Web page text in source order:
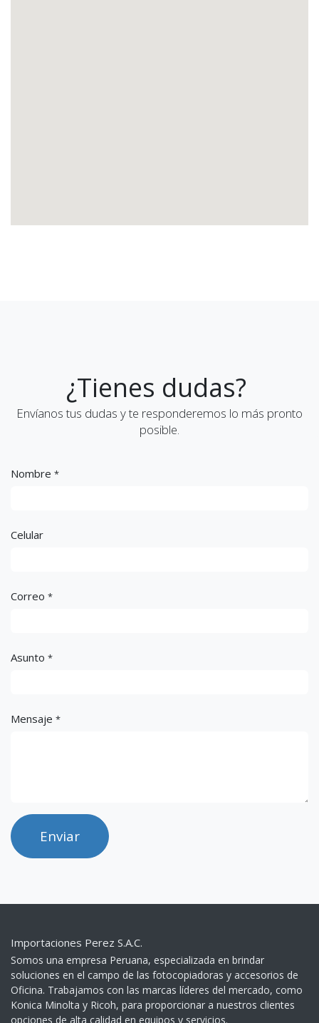
¿Tienes dudas?
Envíanos tus dudas y te responderemos lo más pronto
posible.
Nombre *
Celular
Correo *
Asunto *
Mensaje *
Enviar
Importaciones Perez S.A.C.
Somos una empresa Peruana, especializada en brindar
soluciones en el campo de las fotocopiadoras y accesorios de
Oficina. Trabajamos con las marcas líderes del mercado, como
Konica Minolta y Ricoh, para proporcionar a nuestros clientes
opciones de alta calidad en equipos y servicios.​